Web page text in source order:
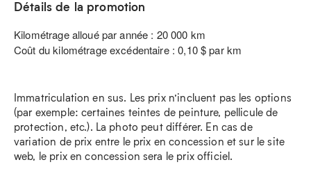
Détails de la promotion
Kilométrage alloué par année : 20 000 km
Coût du kilométrage excédentaire : 0,10 $ par km
Immatriculation en sus. Les prix n’incluent pas les options
(par exemple: certaines teintes de peinture, pellicule de
protection, etc.). La photo peut différer. En cas de
variation de prix entre le prix en concession et sur le site
web, le prix en concession sera le prix officiel.